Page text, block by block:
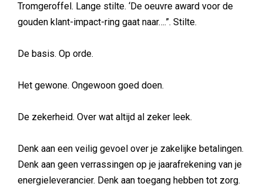
Tromgeroffel. Lange stilte. ‘De oeuvre award voor de
gouden klant-impact-ring gaat naar….”. Stilte.
De basis. Op orde.
Het gewone. Ongewoon goed doen.
De zekerheid. Over wat altijd al zeker leek.
Denk aan een veilig gevoel over je zakelijke betalingen.
Denk aan geen verrassingen op je jaarafrekening van je
energieleverancier. Denk aan toegang hebben tot zorg.